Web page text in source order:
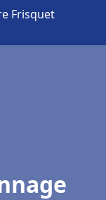
Frisquet